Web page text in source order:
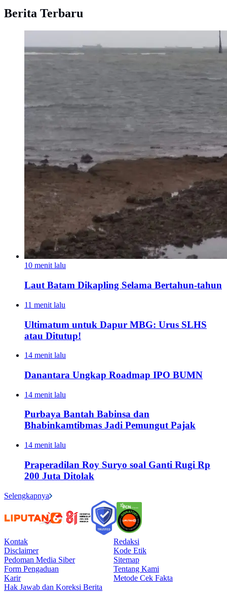
Berita Terbaru
10 menit lalu
Laut Batam Dikapling Selama Bertahun-tahun
11 menit lalu
Ultimatum untuk Dapur MBG: Urus SLHS
atau Ditutup!
14 menit lalu
Danantara Ungkap Roadmap IPO BUMN
14 menit lalu
Purbaya Bantah Babinsa dan
Bhabinkamtibmas Jadi Pemungut Pajak
14 menit lalu
Praperadilan Roy Suryo soal Ganti Rugi Rp
200 Juta Ditolak
Selengkapnya
Kontak
Redaksi
Disclaimer
Kode Etik
Pedoman Media Siber
Sitemap
Form Pengaduan
Tentang Kami
Karir
Metode Cek Fakta
Hak Jawab dan Koreksi Berita